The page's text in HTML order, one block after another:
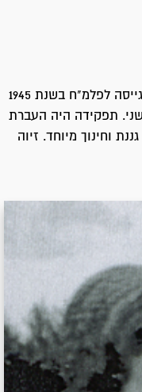
זיוה נולדה בשנת 1929 בארץ ישראל. התגייסה לפלמ"ח בשנת 1945
תפקידה היה העברת
וחינוך מיוחד. זיוה